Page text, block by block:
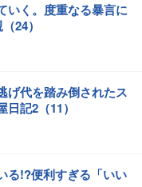
いく。度重なる暴言に
24）
げ代を踏み倒されたス
記2（11）
る!?便利すぎる「いい